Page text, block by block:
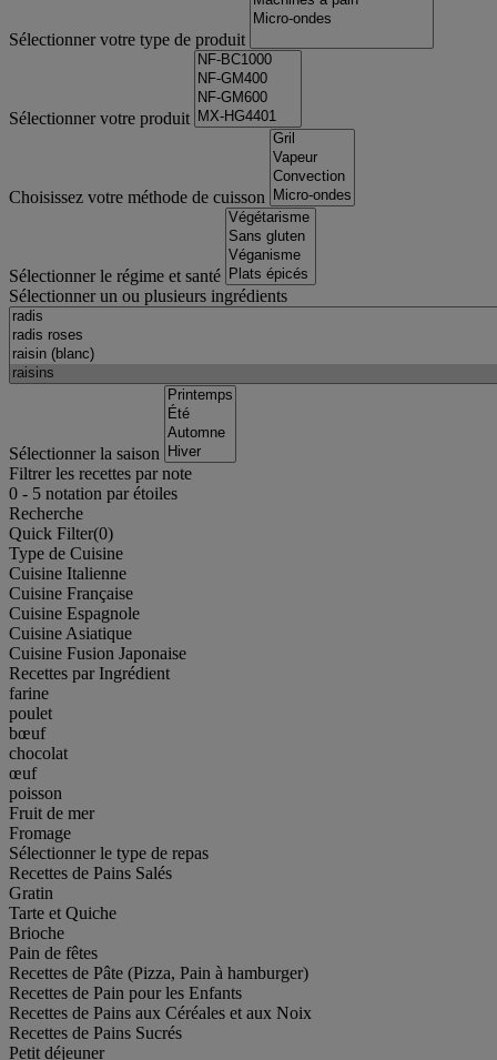
Sélectionner votre type de produit
Sélectionner votre produit
Choisissez votre méthode de cuisson
Sélectionner le régime et santé
Sélectionner un ou plusieurs ingrédients
Sélectionner la saison
Filtrer les recettes par note
0 - 5 notation par étoiles
Recherche
Quick Filter(0)
Type de Cuisine
Cuisine Italienne
Cuisine Française
Cuisine Espagnole
Cuisine Asiatique
Cuisine Fusion Japonaise
Recettes par Ingrédient
farine
poulet
bœuf
chocolat
œuf
poisson
Fruit de mer
Fromage
Sélectionner le type de repas
Recettes de Pains Salés
Gratin
Tarte et Quiche
Brioche
Pain de fêtes
Recettes de Pâte (Pizza, Pain à hamburger)
Recettes de Pain pour les Enfants
Recettes de Pains aux Céréales et aux Noix
Recettes de Pains Sucrés
Petit déjeuner